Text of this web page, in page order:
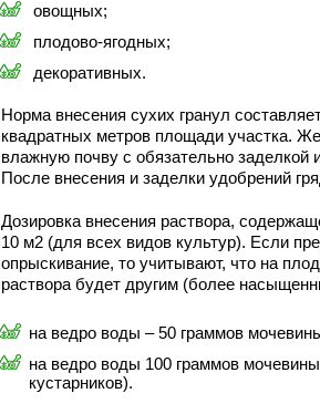
овощных;
плодово-ягодных;
декоративных.
Норма внесения сухих гранул
квадратных метров площади участка.
влажную почву с обязательно заделкой
После внесения и заделки удобрений
Дозировка внесения раствора,
10 м2 (для всех видов культур). Если
опрыскивание, то учитывают, что на
раствора будет другим (более
на ведро воды – 50 граммов
на ведро воды 100 граммов
кустарников).